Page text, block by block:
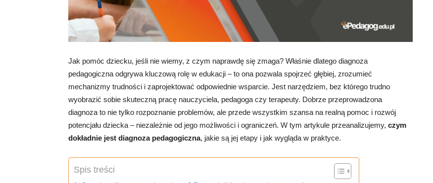
Jak pomóc dziecku, jeśli nie wiemy, z czym naprawdę się zmaga? Właśnie dlatego diagnoza
pedagogiczna odgrywa kluczową rolę w edukacji – to ona pozwala spojrzeć głębiej, zrozumieć
mechanizmy trudności i zaprojektować odpowiednie wsparcie. Jest narzędziem, bez którego trudno
wyobrazić sobie skuteczną pracę nauczyciela, pedagoga czy terapeuty. Dobrze przeprowadzona
diagnoza to nie tylko rozpoznanie problemów, ale przede wszystkim szansa na realną pomoc i rozwój
potencjału dziecka – niezależnie od jego możliwości i ograniczeń. W tym artykule przeanalizujemy, czym
dokładnie jest diagnoza pedagogiczna, jakie są jej etapy i jak wygląda w praktyce.
Spis treści